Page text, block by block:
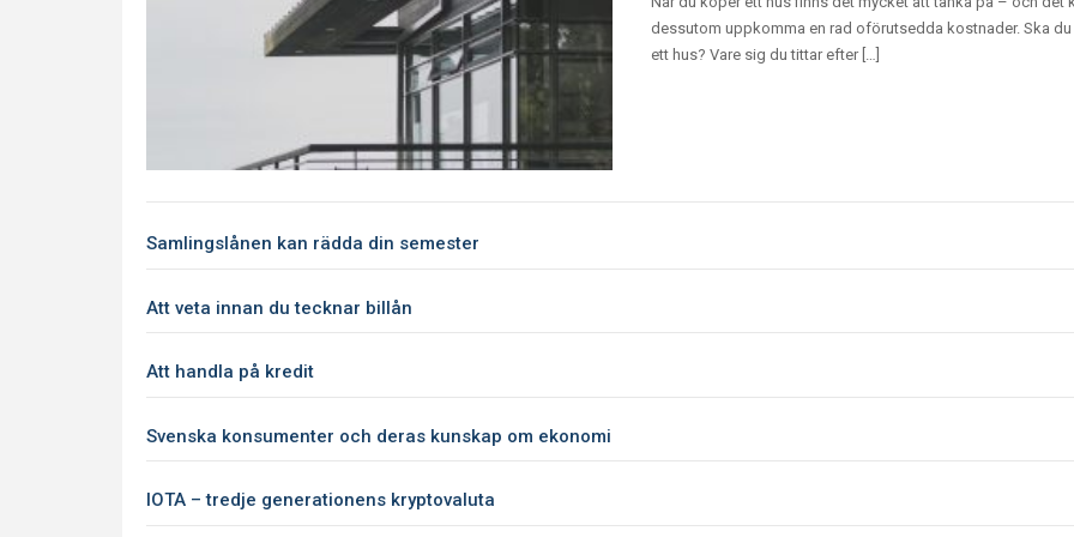
dessutom uppkomma en rad oförutsedda kostnader. Ska
ett hus? Vare sig du tittar efter […]
Samlingslånen kan rädda din semester
Att veta innan du tecknar billån
Att handla på kredit
Svenska konsumenter och deras kunskap om ekonomi
IOTA – tredje generationens kryptovaluta